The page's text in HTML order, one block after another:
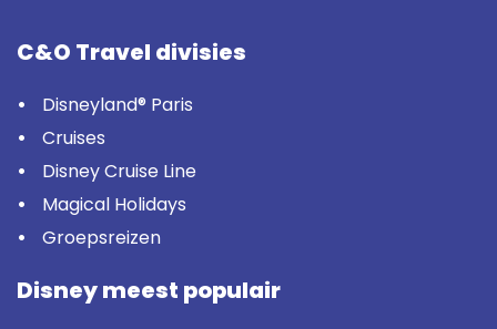
C&O Travel divisies
Disneyland® Paris
Cruises
Disney Cruise Line
Magical Holidays
Groepsreizen
Disney meest populair